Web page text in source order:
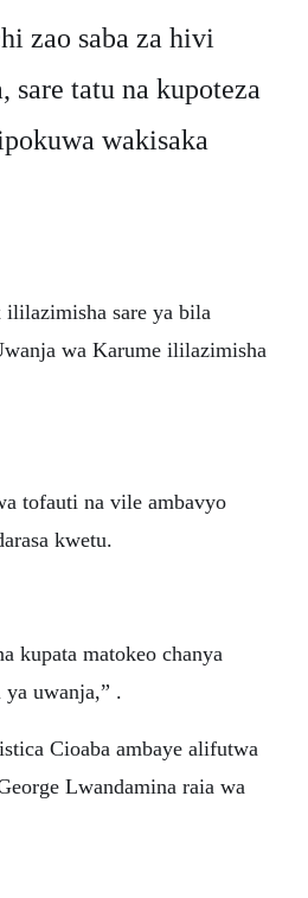
zao saba za hivi
tatu na kupoteza
wakisaka
sare ya bila
wa Karume ililazimisha
tofauti na vile ambavyo
kwetu.
kupata matokeo chanya
ya uwanja,” .
Cioaba ambaye alifutwa
Lwandamina raia wa